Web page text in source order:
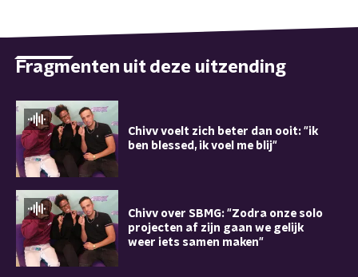
Fragmenten uit deze uitzending
Chivv voelt zich beter dan ooit: "ik
ben blessed, ik voel me blij"
Chivv over SBMG: "Zodra onze solo
projecten af zijn gaan we gelijk
weer iets samen maken"